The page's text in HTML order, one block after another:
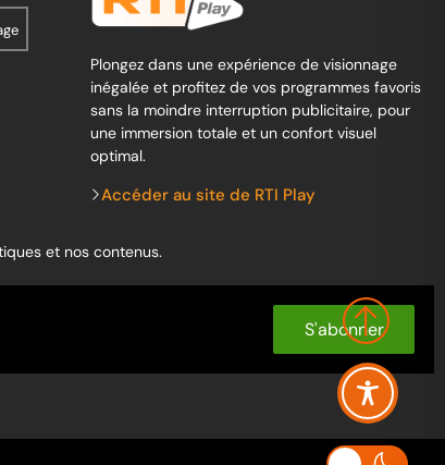
Plongez dans une expérience de visionnage
inégalée et profitez de vos programmes favoris
sans la moindre interruption publicitaire, pour
une immersion totale et un confort visuel
optimal.
Accéder au site de RTI Play
et nos contenus.
S'abonner